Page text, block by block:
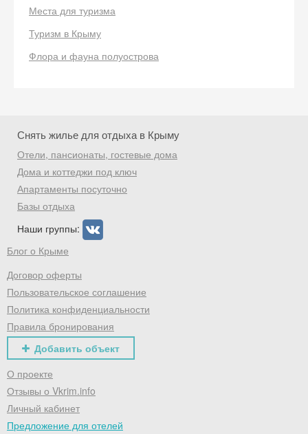
Места для туризма
Туризм в Крыму
Флора и фауна полуострова
Снять жилье для отдыха в Крыму
Отели, пансионаты, гостевые дома
Дома и коттеджи под ключ
Апартаменты посуточно
Базы отдыха
Наши группы:
Блог о Крыме
Договор оферты
Пользовательское соглашение
Политика конфиденциальности
Правила бронирования
Добавить объект
О проекте
Отзывы о Vkrim.info
Личный кабинет
Предложение для отелей